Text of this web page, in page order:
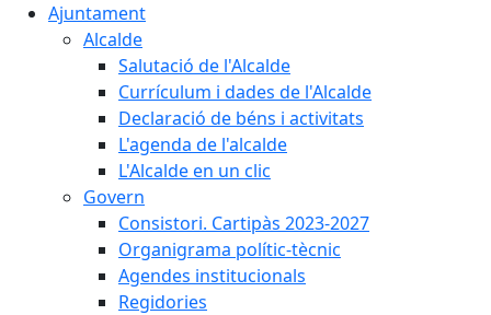
Ajuntament
Alcalde
Salutació de l'Alcalde
Currículum i dades de l'Alcalde
Declaració de béns i activitats
L'agenda de l'alcalde
L'Alcalde en un clic
Govern
Consistori. Cartipàs 2023-2027
Organigrama polític-tècnic
Agendes institucionals
Regidories